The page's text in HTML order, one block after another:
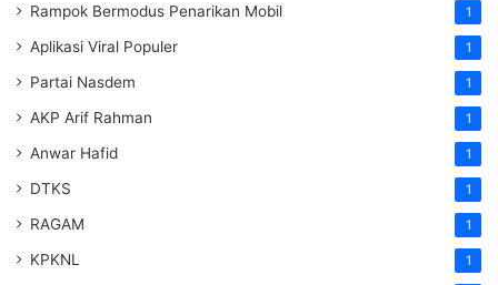
Rampok Bermodus Penarikan Mobil 1
Aplikasi Viral Populer 1
Partai Nasdem 1
AKP Arif Rahman 1
Anwar Hafid 1
DTKS 1
RAGAM 1
KPKNL 1